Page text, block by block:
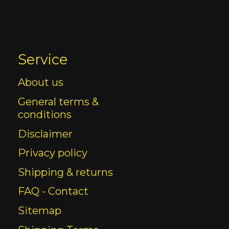
Service
About us
General terms &
conditions
Disclaimer
Privacy policy
Shipping & returns
FAQ - Contact
Sitemap